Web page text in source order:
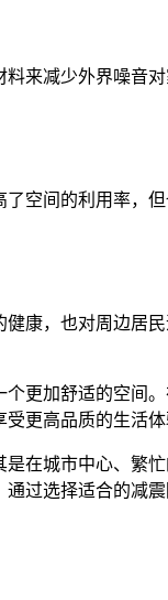
来减少外界噪音
空间的利用率，
康，也对周边居
更加舒适的空间
更高品质的生活体
在城市中心、繁
过选择适合的减